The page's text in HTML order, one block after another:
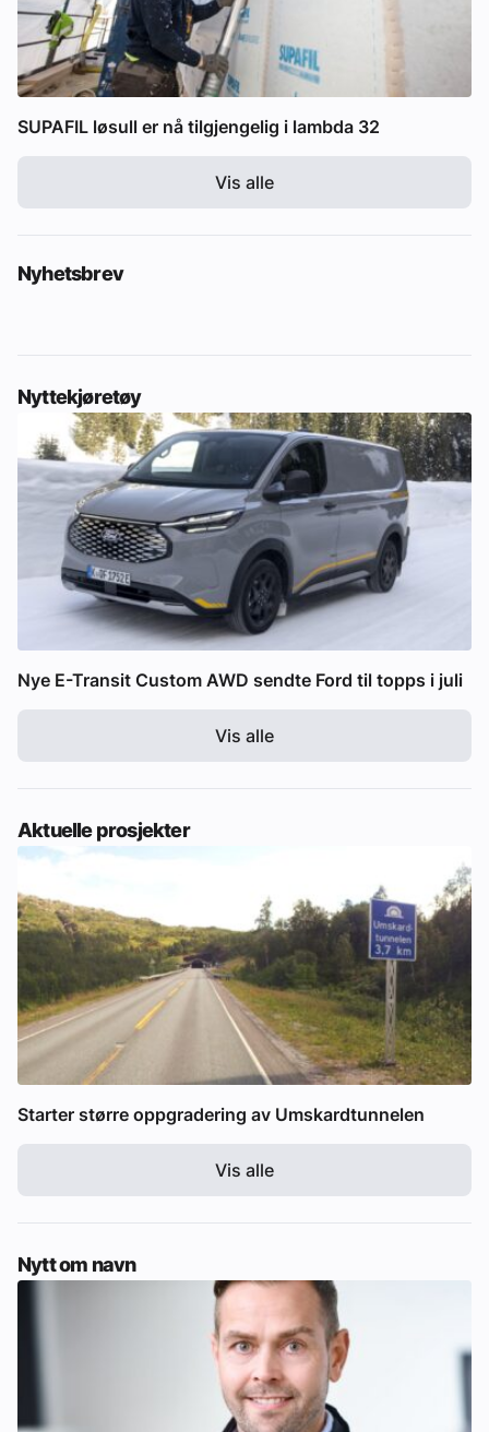
SUPAFIL løsull er nå tilgjengelig i lambda 32
Vis alle
Nyhetsbrev
Nyttekjøretøy
Nye E-Transit Custom AWD sendte Ford til topps i juli
Vis alle
Aktuelle prosjekter
Starter større oppgradering av Umskardtunnelen
Vis alle
Nytt om navn